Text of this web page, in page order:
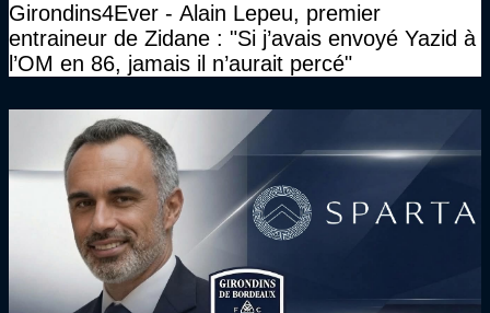
Girondins4Ever - Alain Lepeu, premier
entraineur de Zidane : "Si j’avais envoyé Yazid à
l’OM en 86, jamais il n’aurait percé"